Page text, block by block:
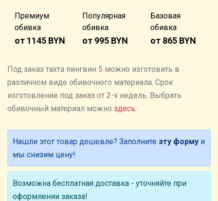
Премиум
обивка
от 1145 BYN
Популярная
обивка
от 995 BYN
Базовая
обивка
от 865 BYN
Под заказ тахта пингвин 5 можно изготовить в
различном виде обивочного материала. Cрок
изготовление под заказ от 2-х недель. Выбрать
обивочный материал можно здесь.
Нашли этот товар дешевле? Заполните эту форму и
мы снизим цену!
Возможна бесплатная доставка - уточняйте при
оформлении заказа!